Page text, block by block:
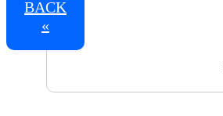
BACK
«